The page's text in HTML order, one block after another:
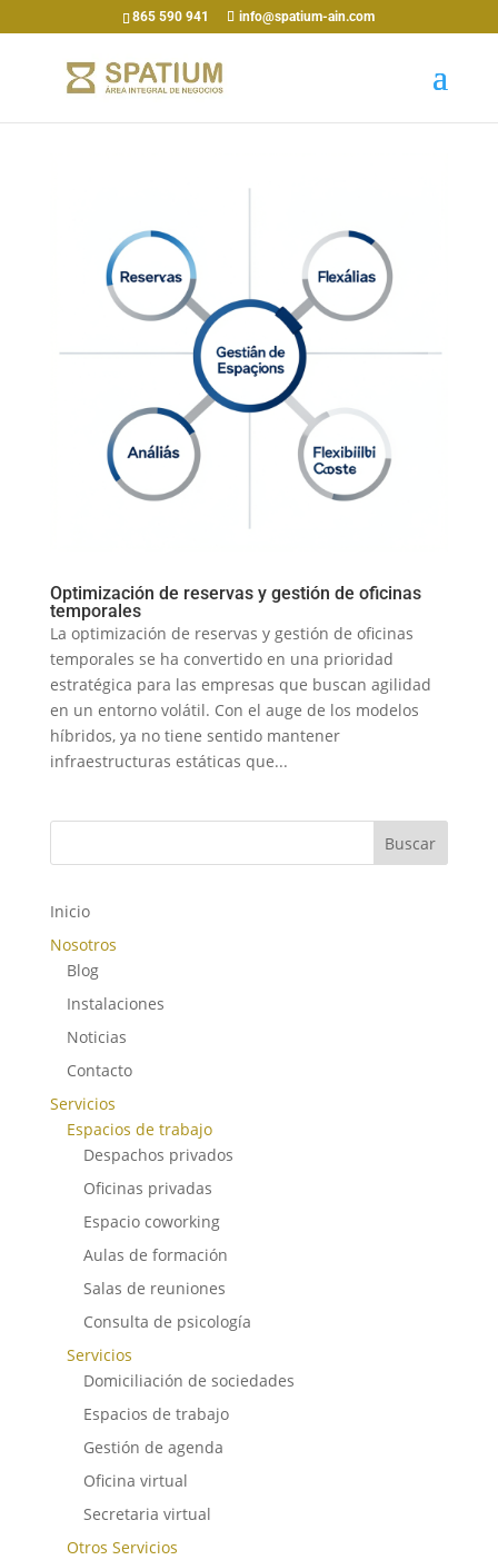
865 590 941 info@spatium-ain.com
Optimización de reservas y gestión de oficinas
temporales
La optimización de reservas y gestión de oficinas
temporales se ha convertido en una prioridad
estratégica para las empresas que buscan agilidad
en un entorno volátil. Con el auge de los modelos
híbridos, ya no tiene sentido mantener
infraestructuras estáticas que...
Buscar
Inicio
Nosotros
Blog
Instalaciones
Noticias
Contacto
Servicios
Espacios de trabajo
Despachos privados
Oficinas privadas
Espacio coworking
Aulas de formación
Salas de reuniones
Consulta de psicología
Servicios
Domiciliación de sociedades
Espacios de trabajo
Gestión de agenda
Oficina virtual
Secretaria virtual
Otros Servicios